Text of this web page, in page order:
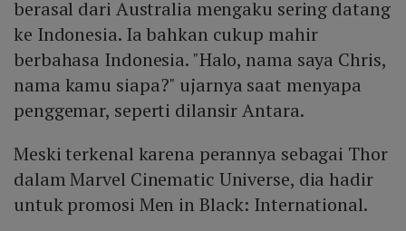
berasal dari Australia mengaku sering datang
ke Indonesia. Ia bahkan cukup mahir
berbahasa Indonesia. "Halo, nama saya Chris,
nama kamu siapa?" ujarnya saat menyapa
penggemar, seperti dilansir Antara.
Meski terkenal karena perannya sebagai Thor
dalam Marvel Cinematic Universe, dia hadir
untuk promosi Men in Black: International.